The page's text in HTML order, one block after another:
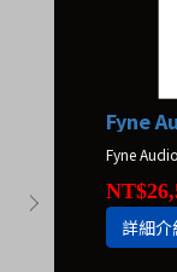
Fyne
Fyne
詳細介